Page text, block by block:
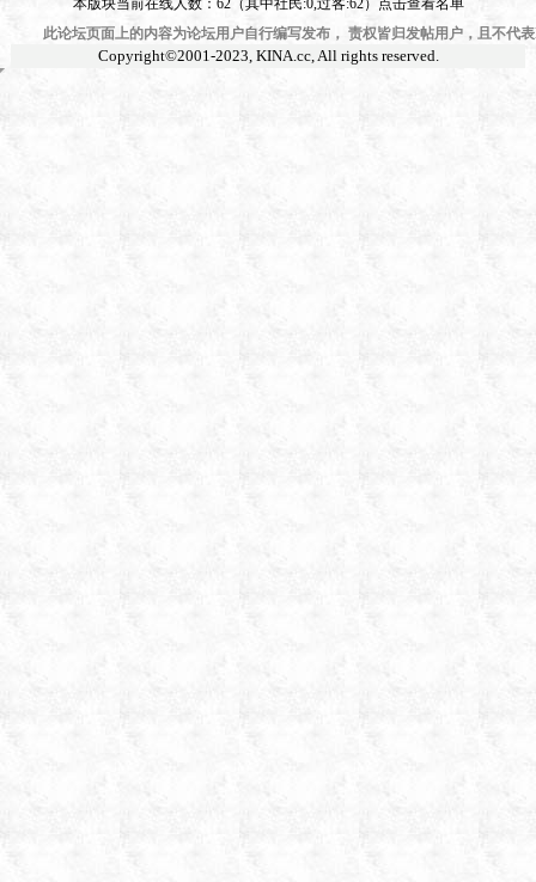
本版块当前在线人数：62（其中社民:0,过客:62）点击查看名单
此论坛页面上的内容为论坛用户自行编写发布， 责权皆归发帖用户，且不代
Copyright©2001-2023, KINA.cc, All rights reserved.